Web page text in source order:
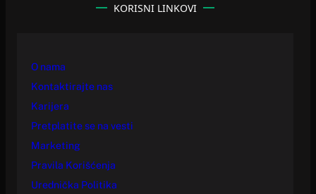
KORISNI LINKOVI
O nama
Kontaktirajte nas
Karijera
Pretplatite se na vesti
Marketing
Pravila Korišćenja
Urednička Politika